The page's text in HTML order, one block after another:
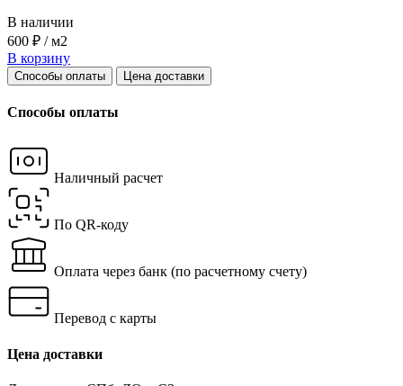
В наличии
600 ₽ / м2
В корзину
Способы оплаты Цена доставки
Способы оплаты
Наличный расчет
По QR-коду
Оплата через банк (по расчетному счету)
Перевод с карты
Цена доставки